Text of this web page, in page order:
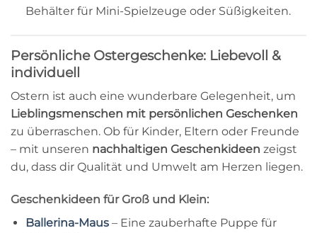
Behälter für Mini-Spielzeuge oder Süßigkeiten.
Persönliche Ostergeschenke: Liebevoll &
individuell
Ostern ist auch eine wunderbare Gelegenheit, um
Lieblingsmenschen mit persönlichen Geschenken
zu überraschen. Ob für Kinder, Eltern oder Freunde
– mit unseren nachhaltigen Geschenkideen zeigst
du, dass dir Qualität und Umwelt am Herzen liegen.
Geschenkideen für Groß und Klein:
Ballerina-Maus – Eine zauberhafte Puppe für